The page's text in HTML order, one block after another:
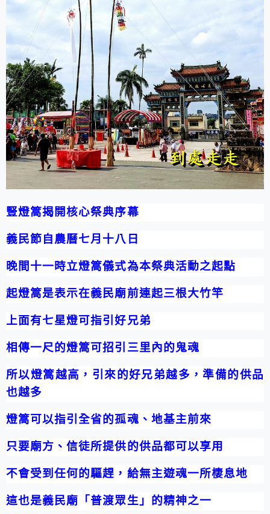
豎燈篙揭開核心祭典序幕
義民節自農曆七月十八日
晚間十一時立燈篙儀式為本祭典活動之起點
起燈篙是表示在義民廟前連起三根大竹竿
上面有七星燈可指引好兄弟
相傳一尺的燈篙可招引三里內的鬼魂
所以燈篙越高，引來的好兄弟越多，準備的供品
也越多
燈篙可以指引全省的孤魂、地基主前來
只要廟方、信徒所提供的供品都可以享用
不會受到任何的驅趕，給無主遊魂一所棲息地
這也是義民廟「普渡眾生」的精神之一